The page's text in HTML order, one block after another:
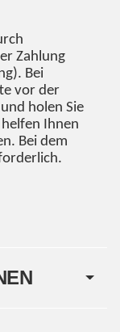
Zahlung
Bei
vor der
holen Sie
Ihnen
Bei dem